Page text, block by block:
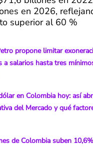
en 2026,
superior al 60 %
propone limitar
a salarios hasta tres
en Colombia hoy: así
del Mercado y qué
de Colombia suben